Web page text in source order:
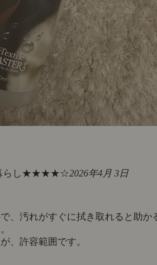
し★★★★☆2026年4月 3日
、汚れがすぐに拭き取れると助か
、許容範囲です。